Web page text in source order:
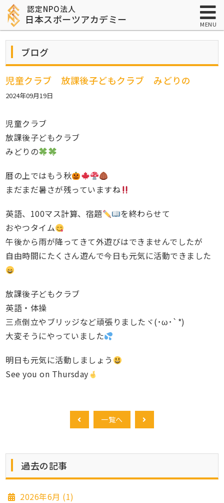
MENU
認定NPO法人
日本スポーツアカデミー
ブログ
児童クラブ 放課後子どもクラブ みどりの
2024年09月19日
児童クラブ
放課後子どもクラブ
みどりの
暦の上ではもう秋
まだまだ暑さが残っていますね
英語、100マス計算、宿題
を終わらせて
おやつタイム
午後から雨が降ってきて外遊びはできませんでしたが
自由時間にたくさん遊んで今日も元気に活動できました
放課後子どもクラブ
英語・体操
三点倒立やブリッジなど頑張りましたヾ(･ω･`*)
大変そうにやっていました
明日も元気に活動しましょう
See you on Thursday
一覧へ
過去の記事
2026年6月 (1)